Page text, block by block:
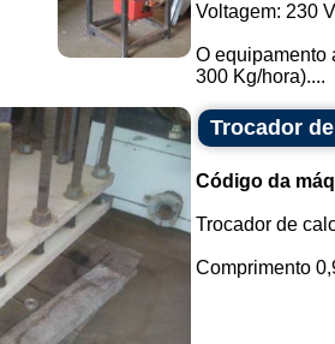
Voltagem: 230
O equipamento
300 Kg/hora)....
Trocador
Código da
Trocador de
Comprimento